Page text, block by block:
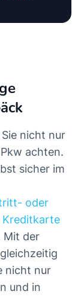
nicht nur
achten.
sicher im
oder
Kreditkarte
Mit der
nicht nur
und in